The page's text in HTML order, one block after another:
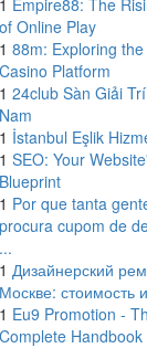
1 Empire88: The
of Online Play
1 88m: Exploring
Casino Platform
1 24club Sàn Giải
Nam
1 İstanbul Eşlik
1 SEO: Your
Blueprint
1 Por que tanta
procura cupom de
...
1 Дизайнерский
Москве: стоимость
1 Eu9 Promotion -
Complete Handbook